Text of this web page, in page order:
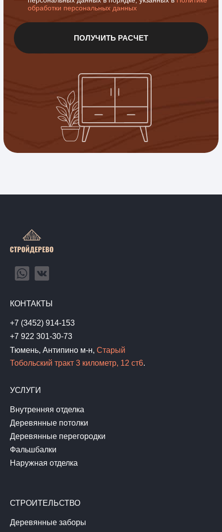
Деревянные потолки
Внутренняя отделка
Наружная отделка
Деревянные перегородки
Деревянные заборы
Фальшбалки
+7 922 301-30-73
+7 (3452) 914-153
УСЛУГИ
Тюмень, Антипино м-н, Старый
Тобольский тракт 3 километр, 12 ст6.
СТРОИТЕЛЬСТВО
КОНТАКТЫ